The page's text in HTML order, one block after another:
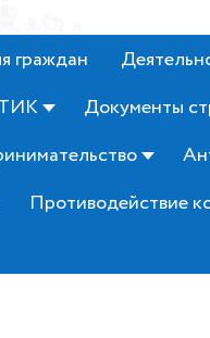
граждан
Документы
Противодействие